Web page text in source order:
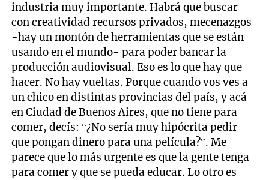
industria muy importante. Habrá que buscar
con creatividad recursos privados, mecenazgos
-hay un montón de herramientas que se están
usando en el mundo- para poder bancar la
producción audiovisual. Eso es lo que hay que
hacer. No hay vueltas. Porque cuando vos ves a
un chico en distintas provincias del país, y acá
en Ciudad de Buenos Aires, que no tiene para
comer, decís: “¿No sería muy hipócrita pedir
que pongan dinero para una película?”. Me
parece que lo más urgente es que la gente tenga
para comer y que se pueda educar. Lo otro es